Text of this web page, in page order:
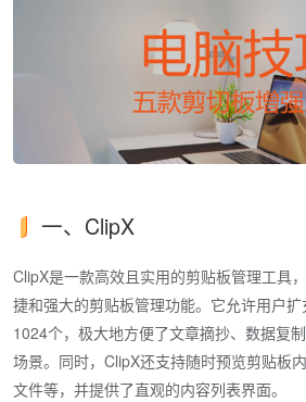
一、ClipX
ClipX是一款高效且实用的剪贴板管理工具
捷和强大的剪贴板管理功能。它允许用户
1024个，极大地方便了文章摘抄、数据复
场景。同时，ClipX还支持随时预览剪贴板
文件等，并提供了直观的内容列表界面。